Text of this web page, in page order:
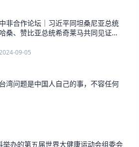
中非合作论坛｜习近平同坦桑尼亚总统
哈桑、赞比亚总统希奇莱马共同见证签
09-05
湾问题是中国人自己的事，不容任何
举办的第五届世界大健康运动会组委会